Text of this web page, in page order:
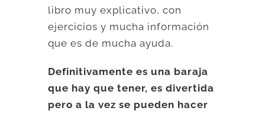
libro muy explicativo, con
ejercicios y mucha información
que es de mucha ayuda.
Definitivamente es una baraja
que hay que tener, es divertida
pero a la vez se pueden hacer